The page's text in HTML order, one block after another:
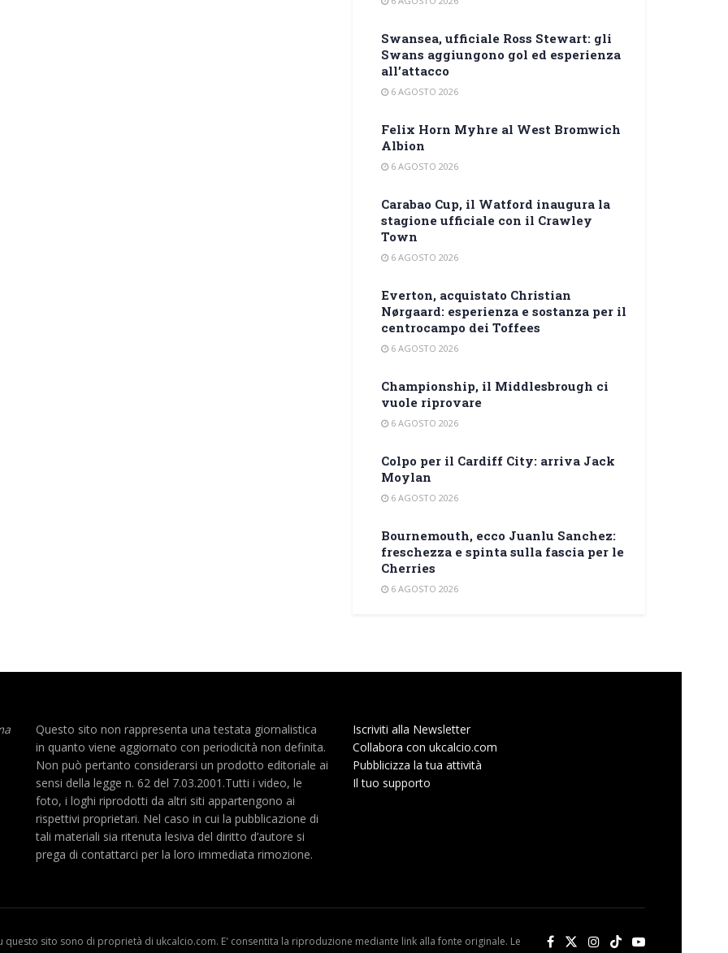
Swansea, ufficiale Ross Stewart: gli
Swans aggiungono gol ed esperienza
all’attacco
6 AGOSTO 2026
Felix Horn Myhre al West Bromwich
Albion
6 AGOSTO 2026
Carabao Cup, il Watford inaugura la
stagione ufficiale con il Crawley
Town
6 AGOSTO 2026
Everton, acquistato Christian
Nørgaard: esperienza e sostanza per il
centrocampo dei Toffees
6 AGOSTO 2026
Championship, il Middlesbrough ci
vuole riprovare
6 AGOSTO 2026
Colpo per il Cardiff City: arriva Jack
Moylan
6 AGOSTO 2026
Bournemouth, ecco Juanlu Sanchez:
freschezza e spinta sulla fascia per le
Cherries
6 AGOSTO 2026
Questo sito non rappresenta una testata giornalistica
in quanto viene aggiornato con periodicità non definita.
Non può pertanto considerarsi un prodotto editoriale ai
sensi della legge n. 62 del 7.03.2001.Tutti i video, le
foto, i loghi riprodotti da altri siti appartengono ai
rispettivi proprietari. Nel caso in cui la pubblicazione di
tali materiali sia ritenuta lesiva del diritto d’autore si
prega di contattarci per la loro immediata rimozione.
Iscriviti alla Newsletter
Collabora con ukcalcio.com
Pubblicizza la tua attività
Il tuo supporto
sito sono di proprietà di ukcalcio.com. E' consentita la riproduzione mediante link alla fonte originale. Le